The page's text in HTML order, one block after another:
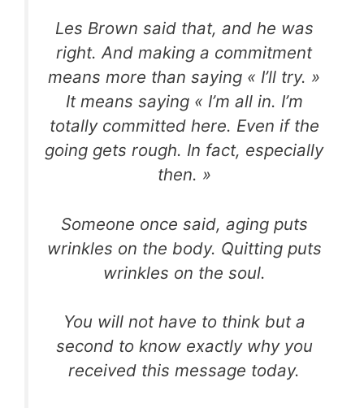
Les Brown said that, and he was
right. And making a commitment
means more than saying « I’ll try. »
It means saying « I’m all in. I’m
totally committed here. Even if the
going gets rough. In fact, especially
then. »
Someone once said, aging puts
wrinkles on the body. Quitting puts
wrinkles on the soul.
You will not have to think but a
second to know exactly why you
received this message today.